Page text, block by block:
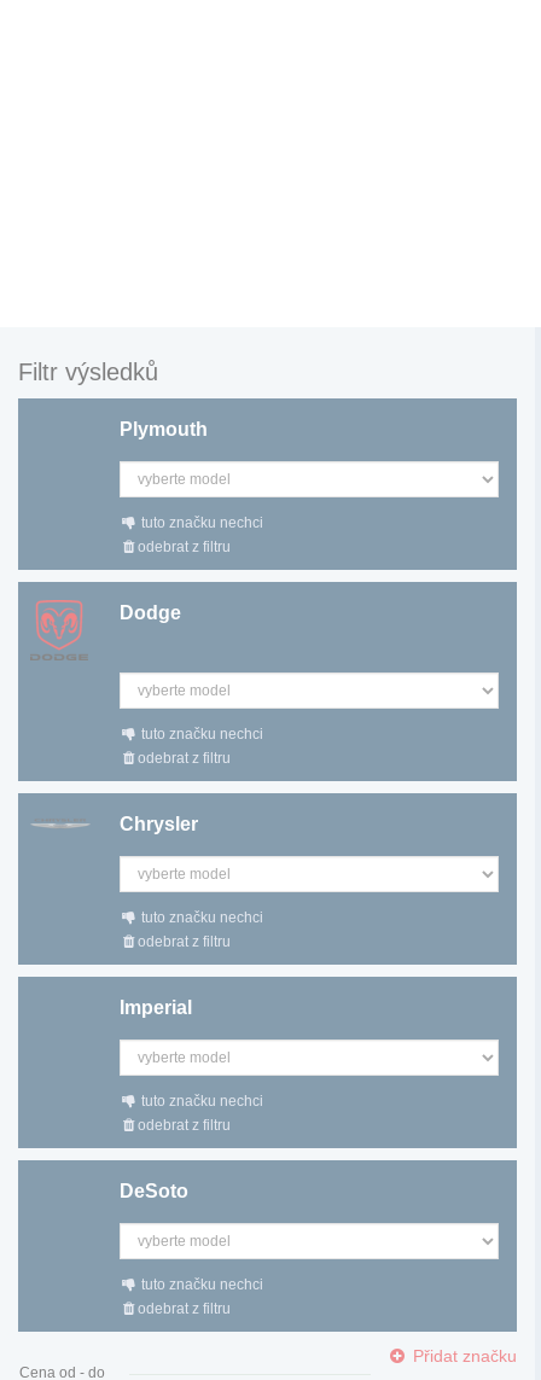
Filtr výsledků
Plymouth
tuto značku nechci
odebrat z filtru
Dodge
tuto značku nechci
odebrat z filtru
Chrysler
tuto značku nechci
odebrat z filtru
Imperial
tuto značku nechci
odebrat z filtru
DeSoto
tuto značku nechci
odebrat z filtru
Přidat značku
Cena od - do